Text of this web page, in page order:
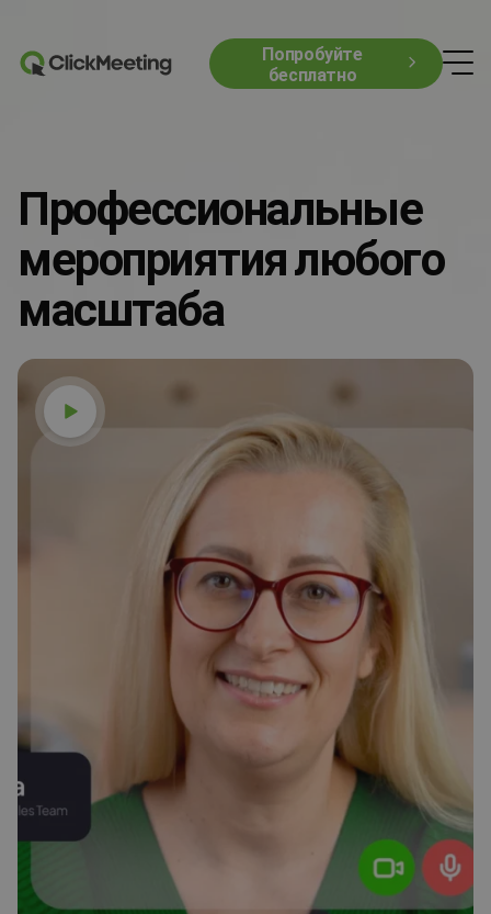
Попробуйте
бесплатно
Смотреть видео
Профессиональные
мероприятия любого
масштаба